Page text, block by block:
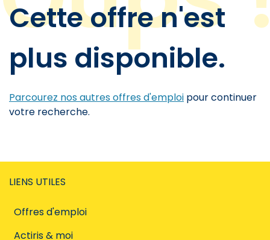
Cette offre n'est
plus disponible.
Parcourez nos autres offres d'emploi pour continuer
votre recherche.
LIENS UTILES
Offres d'emploi
Actiris & moi